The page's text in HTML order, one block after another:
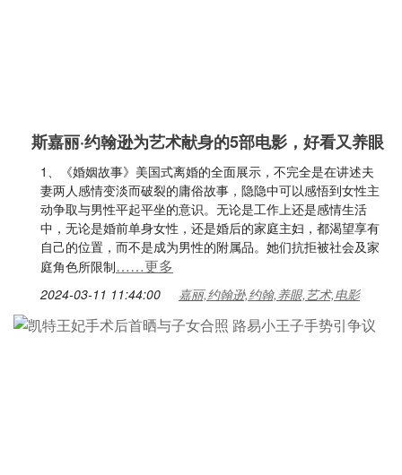
斯嘉丽·约翰逊为艺术献身的5部电影，好看又养眼
1、《婚姻故事》美国式离婚的全面展示，不完全是在讲述夫
妻两人感情变淡而破裂的庸俗故事，隐隐中可以感悟到女性主
动争取与男性平起平坐的意识。无论是工作上还是感情生活
中，无论是婚前单身女性，还是婚后的家庭主妇，都渴望享有
自己的位置，而不是成为男性的附属品。她们抗拒被社会及家
庭角色所限制……更多
2024-03-11 11:44:00 嘉丽,约翰逊,约翰,养眼,艺术,电影